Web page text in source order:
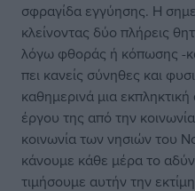
σφραγίδα εγγύησης. Η
κλείνοντας δύο πλήρεις
λόγω φθοράς ή κόπωσης -
πει κανείς σύνηθες και
καθημερινά μια
έργου της από την
κοινωνία των νησιών του
κάνουμε κάθε μέρα το
τιμήσουμε αυτήν την